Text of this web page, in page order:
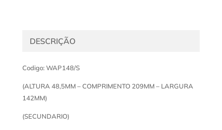
DESCRIÇÃO
Codigo: WAP148/S
(ALTURA 48,5MM – COMPRIMENTO 209MM – LARGURA
142MM)
(SECUNDARIO)